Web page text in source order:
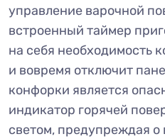
управление варочной
встроенный таймер
на себя необходимость
и вовремя отключит
конфорки является
индикатор горячей
светом, предупреждая